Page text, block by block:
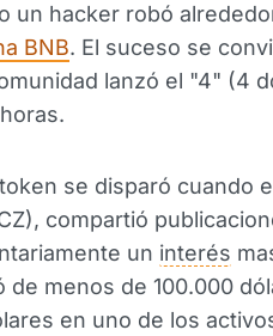
un hacker robó
BNB. El suceso se
lanzó el "4" (4
se disparó cuando
compartió
un interés
de menos de 100.000
en uno de los